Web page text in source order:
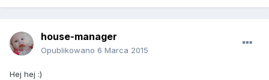
house-manager
Opublikowano 6 Marca 2015
Hej hej :)